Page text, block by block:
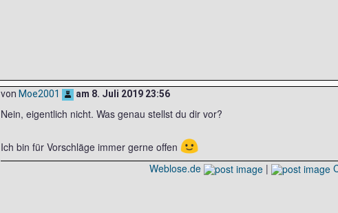
von Moe2001 am 8. Juli 2019 23:56
Nein, eigentlich nicht. Was genau stellst du dir vor?
Ich bin für Vorschläge immer gerne offen 🙂
Weblose.de |